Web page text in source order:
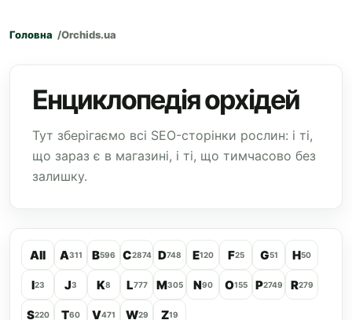
Головна Orchids.ua
Енциклопедія орхідей
Тут зберігаємо всі SEO-сторінки рослин: і ті,
що зараз є в магазині, і ті, що тимчасово без
залишку.
All A311 B596 C2874 D748 E120 F25 G51 H50
I23 J3 K8 L777 M305 N90 O155 P2749 R279
S220 T60 V471 W29 Z19